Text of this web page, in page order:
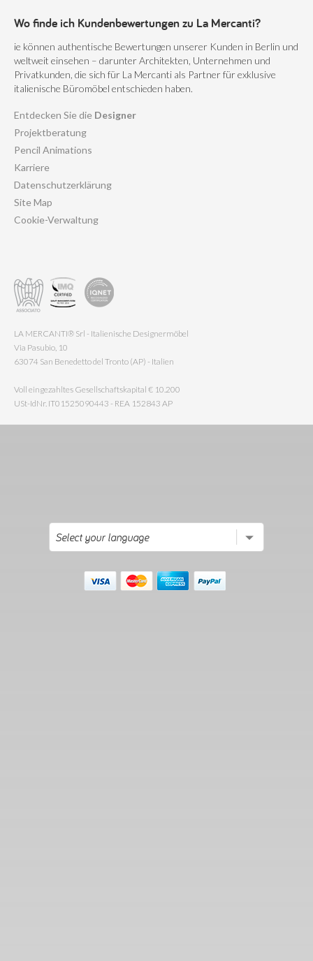
Wo finde ich Kundenbewertungen zu La Mercanti?
ie können authentische Bewertungen unserer Kunden in Berlin und
weltweit einsehen – darunter Architekten, Unternehmen und
Privatkunden, die sich für La Mercanti als Partner für exklusive
italienische Büromöbel entschieden haben.
Entdecken Sie die Designer
Projektberatung
Pencil Animations
Karriere
Datenschutzerklärung
Site Map
Cookie-Verwaltung
LA MERCANTI® Srl - Italienische Designermöbel
Via Pasubio, 10
63074 San Benedetto del Tronto (AP) - Italien
Voll eingezahltes Gesellschaftskapital € 10.200
USt-IdNr. IT01525090443 - REA 152843 AP